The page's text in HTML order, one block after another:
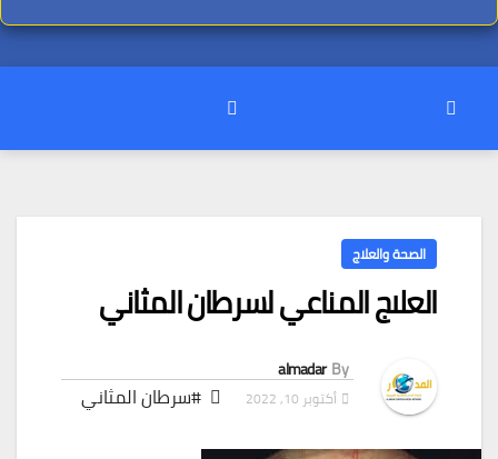
الصحة والعلاج
العلاج المناعي لسرطان المثاني
By
almadar
أكتوبر 10, 2022 #سرطان المثاني